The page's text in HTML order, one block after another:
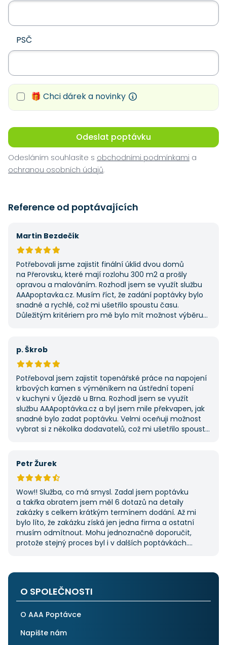
PSČ
🎁 Chci dárek a novinky
Odeslat poptávku
Odesláním souhlasíte s obchodními podmínkami a
ochranou osobních údajů.
Reference od poptávajících
Martin Bezdečík
Potřebovali jsme zajistit finální úklid dvou domů
na Přerovsku, které mají rozlohu 300 m2 a prošly
opravou a malováním. Rozhodl jsem se využít službu
AAApoptavka.cz. Musím říct, že zadání poptávky bylo
snadné a rychlé, což mi ušetřilo spoustu času.
Důležitým kritériem pro mě bylo mít možnost výběru
první, ale se službou jsem byl spokojený, protože mi
umožnila najít rychlé řešení. Vše proběhlo v pořádku
a příště jejich službu využiji znovu.
p. Škrob
Potřeboval jsem zajistit topenářské práce na napojení
krbových kamen s výměníkem na ústřední topení
v kuchyni v Újezdě u Brna. Rozhodl jsem se využít
službu AAApoptávka.cz a byl jsem mile překvapen, jak
snadné bylo zadat poptávku. Velmi oceňuji možnost
vybrat si z několika dodavatelů, což mi ušetřilo spoustu
potřebovat další řemeslné práce.
Petr Žurek
Wow!! Služba, co má smysl. Zadal jsem poptávku
a takřka obratem jsem měl 6 dotazů na detaily
zakázky s celkem krátkým termínem dodání. Až mi
bylo líto, že zakázku získá jen jedna firma a ostatní
musím odmítnout. Mohu jednoznačně doporučit,
protože stejný proces byl i v dalších poptávkách.
O SPOLEČNOSTI
O AAA Poptávce
Napište nám